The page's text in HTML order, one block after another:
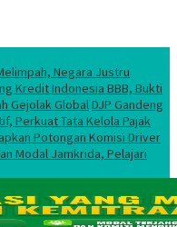
Negara Justru
Kredit Indonesia BBB, Bukti
Gejolak GlobalDJP Gandeng
Perkuat Tata Kelola Pajak
Potongan Komisi Driver
Modal Jamkrida, Pelajari